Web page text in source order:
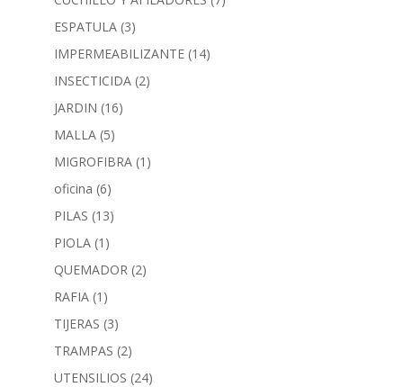
ESPATULA (3)
IMPERMEABILIZANTE (14)
INSECTICIDA (2)
JARDIN (16)
MALLA (5)
MIGROFIBRA (1)
oficina (6)
PILAS (13)
PIOLA (1)
QUEMADOR (2)
RAFIA (1)
TIJERAS (3)
TRAMPAS (2)
UTENSILIOS (24)